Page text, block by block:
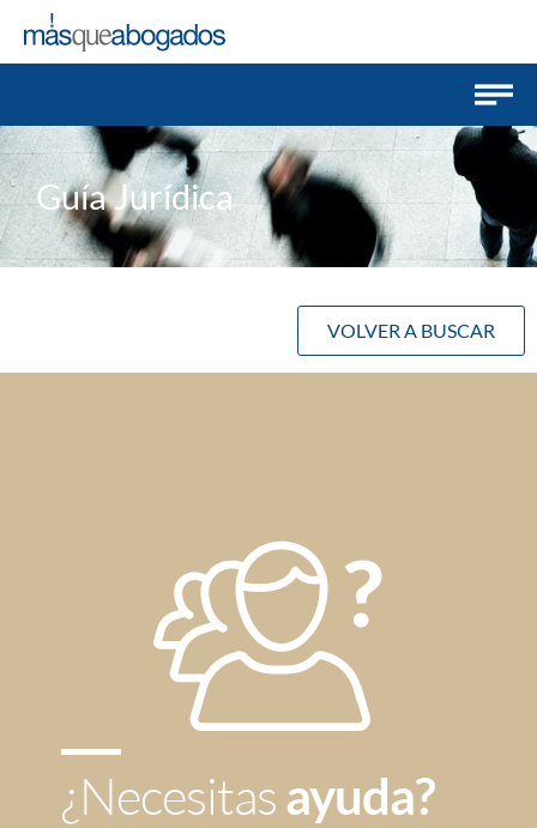
Guía Jurídica
VOLVER A BUSCAR
¿Necesitasayuda?